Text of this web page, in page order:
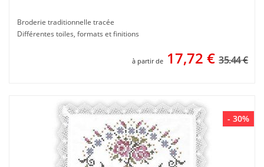
Broderie traditionnelle tracée
Différentes toiles, formats et finitions
à partir de 17,72 € 35.44 €
- 30%